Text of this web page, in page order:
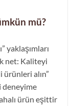
mü?
yaklaşımları
net: Kaliteyi
alın”
deneyime
ürün eşittir